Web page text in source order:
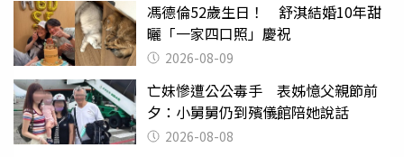
馮德倫52歲生日！ 舒淇結婚10年甜
曬「一家四口照」慶祝
2026-08-09
亡妹慘遭公公毒手 表姊憶父親節前
夕：小舅舅仍到殯儀館陪她說話
2026-08-08